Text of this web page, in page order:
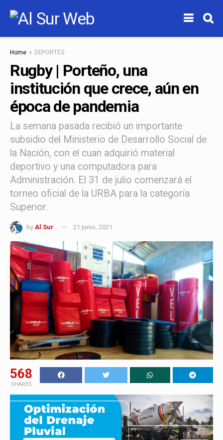
Home DEPORTES
Rugby | Porteño, una
institución que crece, aún en
época de pandemia
La semana pasada recibió un importante
subsidio del Ministerio de Desarrollo Social de
la Nación, con el cuan adquirió material
deportivo y una computadora para
Administración. El 31 de julio comenzará el
torneo oficial de la URBA para la categoría
Superior.
by Al Sur 21 junio, 2021
568
SHARES